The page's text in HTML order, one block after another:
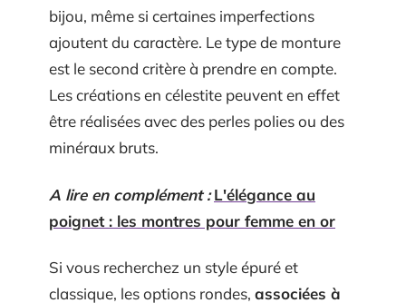
bijou, même si certaines imperfections
ajoutent du caractère. Le type de monture
est le second critère à prendre en compte.
Les créations en célestite peuvent en effet
être réalisées avec des perles polies ou des
minéraux bruts.
A lire en complément : L'élégance au
poignet : les montres pour femme en or
Si vous recherchez un style épuré et
classique, les options rondes, associées à